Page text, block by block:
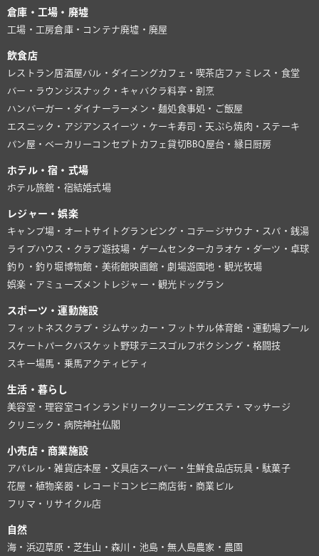
倉庫・工場・廃墟
工場・工房倉庫・コンテナ廃墟・廃屋
飲食店
レストラン居酒屋バル・ダイニングカフェ・喫茶店ファミレス・食堂
バー・ラウンジ スナック・キャバクラ料亭・割烹
ハンバーガー・ダイナーラーメン・麺処食事処・ご飯屋
エスニック・アジアン スイーツ・ケーキ寿司・天ぷら焼肉・ステーキ
パン屋・ベーカリー コンセプトカフェ貸切BBQ 屋台・縁日 厨房
ホテル・宿・式場
ホテル旅館・宿結婚式場
レジャー・娯楽
キャンプ場・オートサイト グランピング・コテージサウナ・スパ・銭湯
ライブハウス・クラブ遊技場・ゲームセンターカラオケ・ダーツ・卓球
釣り・釣り堀博物館・美術館映画館・劇場遊園地・観光牧場
娯楽・アミューズメント レジャー・観光 ドッグラン
スポーツ・運動施設
フィットネスクラブ・ジム サッカー・フットサル体育館・運動場プール
スケートパーク バスケット 野球テニス ゴルフ ボクシング・格闘技
スキー場馬・乗馬アクティビティ
生活・暮らし
美容室・理容室 コインランドリー クリーニングエステ・マッサージ
クリニック・病院神社仏閣
小売店・商業施設
アパレル・雑貨店本屋・文具店 スーパー・生鮮食品店玩具・駄菓子
花屋・植物楽器・レコード コンビニ商店街・商業ビル
フリマ・リサイクル店
自然
海・浜辺 草原・芝生山・森川・池島・無人島農家・農園